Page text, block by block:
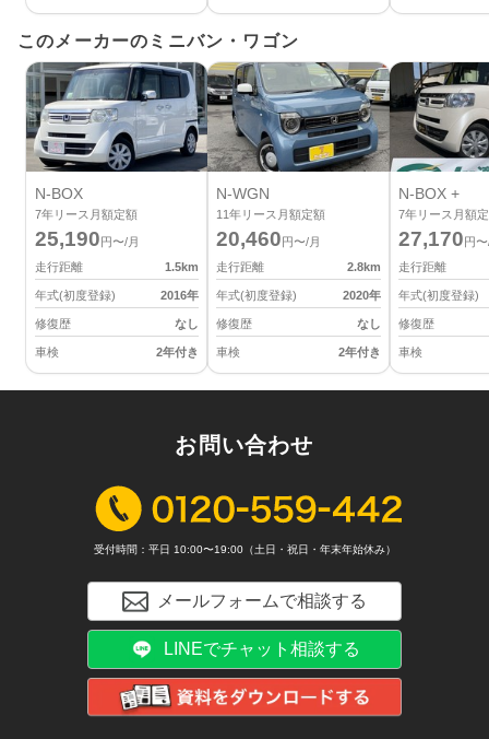
このメーカーのミニバン・ワゴン
N-BOX
7年リース月額定額
25,190円〜/月
走行距離
1.5km
年式(初度登録) 2016年
修復歴 なし
車検 2年付き
N-WGN
11年リース月額定額
20,460円〜/月
走行距離
2.8km
年式(初度登録) 2020年
修復歴 なし
車検 2年付き
N-BOX +
7年リース月額
27,170円
走行距離
年式(初度登録)
修復歴
車検
お問い合わせ
受付時間：平日 10:00〜19:00（土日・祝日・年末年始休み）
メールフォームで相談する
LINEでチャット相談する